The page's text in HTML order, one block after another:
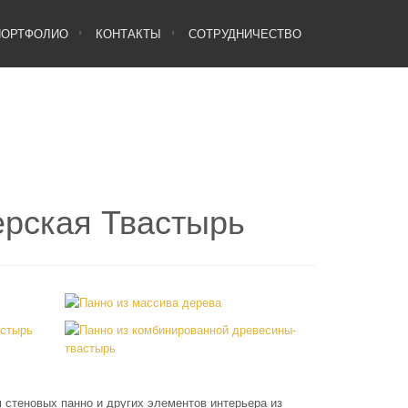
КОНТАКТЫ СОТРУДНИЧЕСТВО
Твастырь
Панно из массива дерева
Материал:
комбинированной
панно и других элементов интерьера из